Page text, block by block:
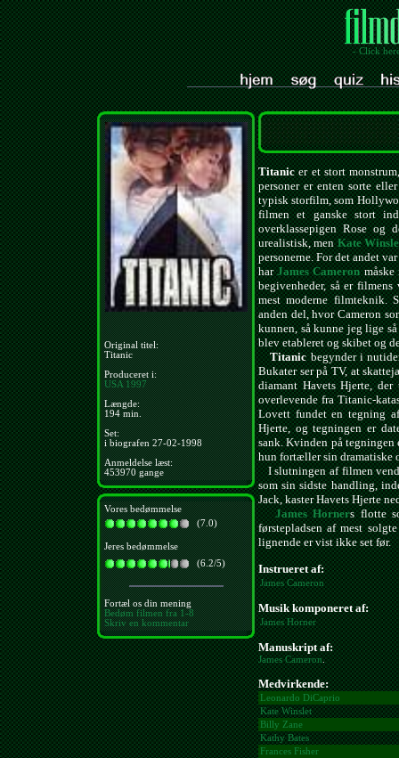
- Click
Original titel:
Titanic
Produceret i:
USA 1997
Længde:
194 min.
Set:
i biografen 27-02-1998
Anmeldelse læst:
453970 gange
Vores bedømmelse
(7.0)
Jeres bedømmelse
(6.2/5)
Fortæl os din mening
Bedøm filmen fra 1-8
Skriv en kommentar
Titanicer et stort
personer er enten sorte
typisk storfilm, som
filmen et ganske stort
overklassepigen Rose og
urealistisk, menKate
personerne. For det andet
harJames Cameronmåske
begivenheder, så er
mest moderne filmteknik.
anden del, hvor Cameron
kunnen, så kunne jeg lige
blev etableret og skibet og
Titanicbegynder i
Bukater ser på TV, at
diamant Havets Hjerte,
overlevende fra Titanic-
Lovett fundet en tegning
Hjerte, og tegningen er
sank. Kvinden på tegningen
hun fortæller sin dramatiske
I slutningen af filmen
som sin sidste handling,
Jack, kaster Havets Hjerte
James Horners flotte
førstepladsen af mest
lignende er vist ikke set før.
Instrueret af:
James Cameron
Musik komponeret af:
James Horner
Manuskript af:
James Cameron.
Medvirkende:
Leonardo DiCaprio
Kate Winslet
Billy Zane
Kathy Bates
Frances Fisher